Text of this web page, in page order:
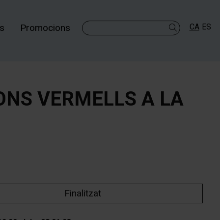
CA ES
Cercar
Promocions
VERMELLS A LA
Finalitzat